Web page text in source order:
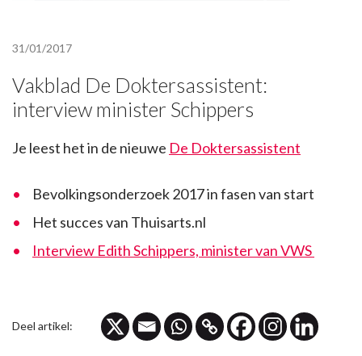
31/01/2017
Vakblad De Doktersassistent:
interview minister Schippers
Je leest het in de nieuwe De Doktersassistent
Bevolkingsonderzoek 2017 in fasen van start
Het succes van Thuisarts.nl
Interview Edith Schippers, minister van VWS
Deel artikel: